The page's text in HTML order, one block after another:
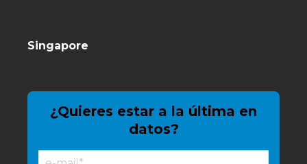
Singapore
¿Quieres estar a la última en
datos?